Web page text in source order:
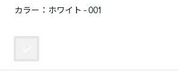
カラー： ホワイト - 001